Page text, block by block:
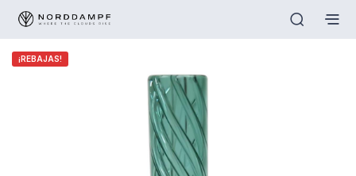
¡REBAJAS!